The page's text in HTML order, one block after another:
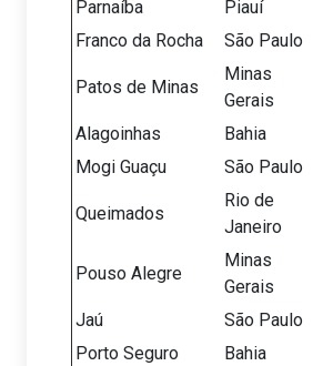
Parnaíba
Piauí
Franco da Rocha
São Paulo
Patos de Minas
Minas
Gerais
Alagoinhas Bahia
Mogi Guaçu
São Paulo
Queimados
Rio de
Janeiro
Pouso Alegre
Minas
Gerais
Jaú São Paulo
Porto Seguro
Bahia